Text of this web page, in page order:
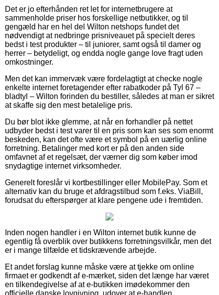
Det er jo efterhånden ret let for internetbrugere at
sammenholde priser hos forskellige netbutikker, og til
gengæld har en hel del Wilton netshops fundet det
nødvendigt at nedbringe prisniveauet på specielt deres
bedst i test produkter – til juniorer, samt også til damer og
herrer – betydeligt, og endda nogle gange love fragt uden
omkostninger.
Men det kan immervæk være fordelagtigt at checke nogle
enkelte internet foretagender efter rabatkoder på Tyl 67 –
bladtyl – Wilton forinden du bestiller, således at man er sikret
at skaffe sig den mest betalelige pris.
Du bør blot ikke glemme, at når en forhandler på nettet
udbyder bedst i test varer til en pris som kan ses som enormt
beskeden, kan det ofte være et symbol på en uærlig online
forretning. Betalinger med kort er på den anden side
omfavnet af et regelsæt, der værner dig som køber imod
snydagtige internet virksomheder.
Generelt foreslår vi kortbestillinger eller MobilePay. Som et
alternativ kan du bruge et afdragstilbud som f.eks. ViaBill,
forudsat du efterspørger at klare pengene ude i fremtiden.
Inden nogen handler i en Wilton internet butik kunne de
egentlig få overblik over butikkens forretningsvilkår, men det
er i mange tilfælde et tidskrævende arbejde.
Et andet forslag kunne måske være at tjekke om online
firmaet er godkendt af e-mærket, siden det længe har været
en tilkendegivelse af at e-butikken imødekommer den
officielle danske lovgivning, udover at e-handlen